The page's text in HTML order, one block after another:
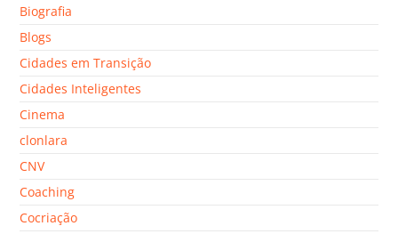
Biografia
Blogs
Cidades em Transição
Cidades Inteligentes
Cinema
clonlara
CNV
Coaching
Cocriação